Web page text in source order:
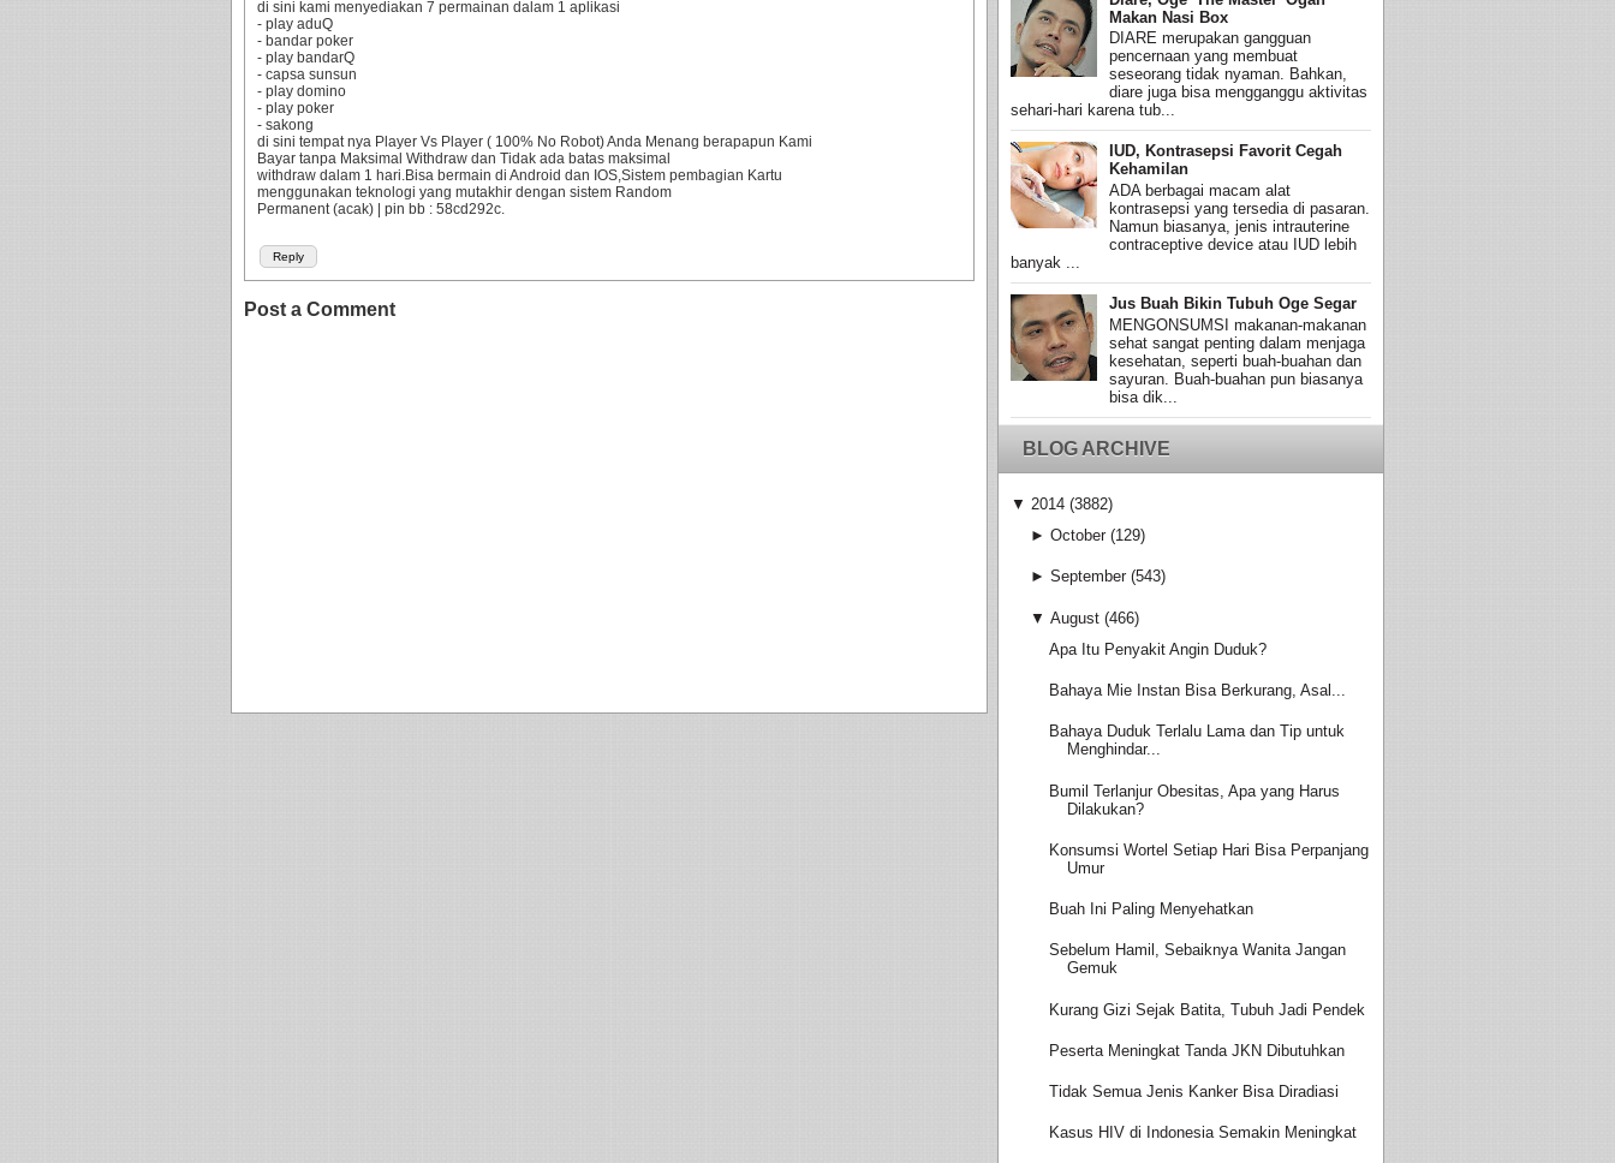
Reply
di sini kami menyediakan 7 permainan dalam 1 aplikasi
- play aduQ
- bandar poker
- play bandarQ
- capsa sunsun
- play domino
- play poker
- sakong
di sini tempat nya Player Vs Player ( 100% No Robot) Anda Menang berapapun Kami
Bayar tanpa Maksimal Withdraw dan Tidak ada batas maksimal
withdraw dalam 1 hari.Bisa bermain di Android dan IOS,Sistem pembagian Kartu
menggunakan teknologi yang mutakhir dengan sistem Random
Permanent (acak) | pin bb : 58cd292c.
Post a Comment
Makan Nasi Box
DIARE merupakan gangguan
pencernaan yang membuat
seseorang tidak nyaman. Bahkan,
diare juga bisa mengganggu aktivitas
sehari-hari karena tub...
IUD, Kontrasepsi Favorit Cegah
Kehamilan
ADA berbagai macam alat
kontrasepsi yang tersedia di pasaran.
Namun biasanya, jenis intrauterine
contraceptive device atau IUD lebih
banyak ...
Jus Buah Bikin Tubuh Oge Segar
MENGONSUMSI makanan-makanan
sehat sangat penting dalam menjaga
kesehatan, seperti buah-buahan dan
sayuran. Buah-buahan pun biasanya
bisa dik...
BLOG ARCHIVE
▼ 2014 (3882)
► October (129)
► September (543)
▼ August (466)
Apa Itu Penyakit Angin Duduk?
Bahaya Mie Instan Bisa Berkurang, Asal...
Bahaya Duduk Terlalu Lama dan Tip untuk
Menghindar...
Bumil Terlanjur Obesitas, Apa yang Harus
Dilakukan?
Konsumsi Wortel Setiap Hari Bisa Perpanjang
Umur
Buah Ini Paling Menyehatkan
Sebelum Hamil, Sebaiknya Wanita Jangan
Gemuk
Kurang Gizi Sejak Batita, Tubuh Jadi Pendek
Peserta Meningkat Tanda JKN Dibutuhkan
Tidak Semua Jenis Kanker Bisa Diradiasi
Kasus HIV di Indonesia Semakin Meningkat